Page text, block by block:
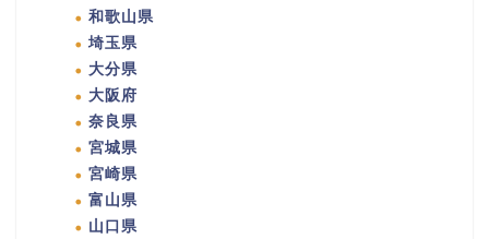
和歌山県
埼玉県
大分県
大阪府
奈良県
宮城県
宮崎県
富山県
山口県